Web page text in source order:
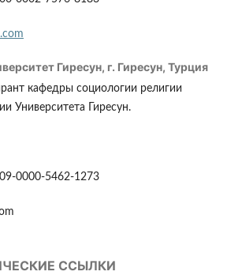
Гиресун, г. Гиресун, Турция
кафедры социологии религии
Университета Гиресун.
0000-5462-1273
ССЫЛКИ